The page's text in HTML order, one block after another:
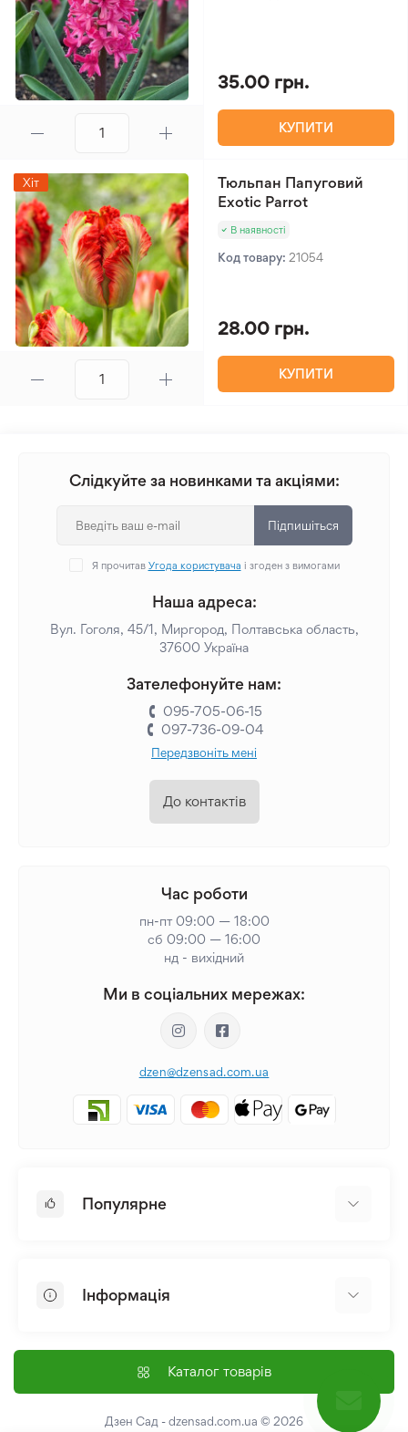
35.00 грн.
КУПИТИ
Хіт
Тюльпан Папуговий
Exotic Parrot
В наявності
Код товару: 21054
28.00 грн.
КУПИТИ
Слідкуйте за новинками та акціями:
Підпишіться
Я прочитав Угода користувача і згоден з вимогами
Наша адреса:
Вул. Гоголя, 45/1, Миргород, Полтавська область,
37600 Україна
Зателефонуйте нам:
095-705-06-15
097-736-09-04
Передзвоніть мені
До контактів
Час роботи
пн-пт 09:00 — 18:00
сб 09:00 — 16:00
нд - вихідний
Ми в соціальних мережах:
dzen@dzensad.com.ua
Популярне
Лілія
Насіння
Інформація
Доставка і оплата
Контакти
Каталог товарів
Дзен Сад - dzensad.com.ua © 2026